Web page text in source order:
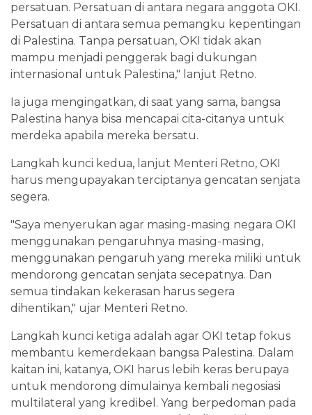
persatuan. Persatuan di antara negara anggota OKI.
Persatuan di antara semua pemangku kepentingan
di Palestina. Tanpa persatuan, OKI tidak akan
mampu menjadi penggerak bagi dukungan
internasional untuk Palestina," lanjut Retno.
Ia juga mengingatkan, di saat yang sama, bangsa
Palestina hanya bisa mencapai cita-citanya untuk
merdeka apabila mereka bersatu.
Langkah kunci kedua, lanjut Menteri Retno, OKI
harus mengupayakan terciptanya gencatan senjata
segera.
"Saya menyerukan agar masing-masing negara OKI
menggunakan pengaruhnya masing-masing,
menggunakan pengaruh yang mereka miliki untuk
mendorong gencatan senjata secepatnya. Dan
semua tindakan kekerasan harus segera
dihentikan," ujar Menteri Retno.
Langkah kunci ketiga adalah agar OKI tetap fokus
membantu kemerdekaan bangsa Palestina. Dalam
kaitan ini, katanya, OKI harus lebih keras berupaya
untuk mendorong dimulainya kembali negosiasi
multilateral yang kredibel. Yang berpedoman pada